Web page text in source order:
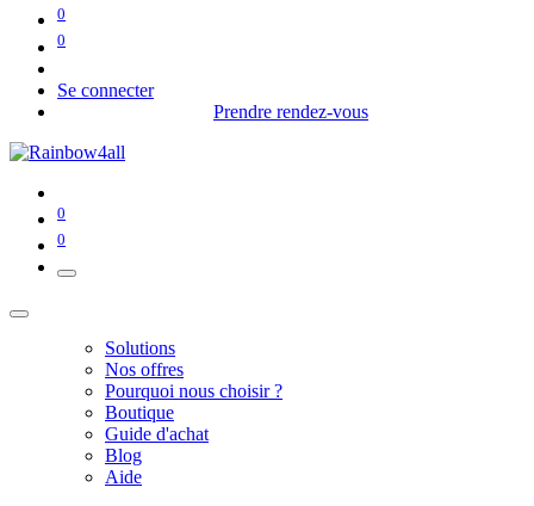
0
0
Se connecter
Prendre rendez-vous
0
0
Solutions
Nos offres
Pourquoi nous choisir ?
Boutique
Guide d'achat
Blog
Aide